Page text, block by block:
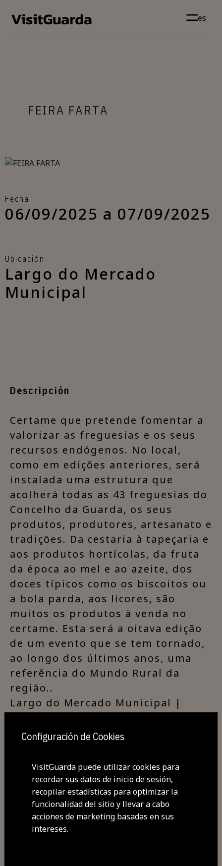
es
FEIRA FARTA
Fecha
06/09/2025 a 07/09/2025
Ubicación
Largo do Mercado
Municipal
Descripción
​Certame que pretende fomentar a
valorizar as freguesias e os seus
recursos endógenos. No local,
como em edições anteriores, será
instalada uma estrutura que
acolherá todas as 43 freguesias do
Concelho da Guarda, os seus
produtos, produtores, artesanato e
tradições. Da cestaria à tapeçaria e
aos produtos hortícolas, da fruta
da época ao mel e ao azeite, dos
doces típicos como os biscoitos ou
a bola parda, aos licores, são
muitos os produtos à venda no
certame. Esta será a oitava edição
de um evento que se tem tornado,
ao longo dos últimos anos, uma
referência do Mundo Rural da
região..
Largo do Mercado Municipal |
[Inauguração
| Acesso gratuito
Org: CMG
Configuración de Cookies
VisitGuarda puede utilizar cookies para
recordar sus datos de inicio de sesión,
recopilar estadísticas para optimizar la
funcionalidad del sitio y llevar a cabo
acciones de marketing basadas en sus
intereses.